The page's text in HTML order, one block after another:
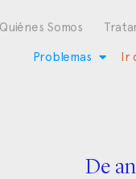
Quiénes Somos
Problemas Ir
De